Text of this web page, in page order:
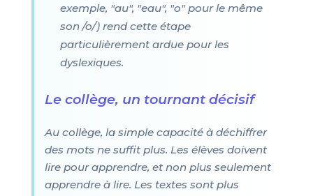
exemple, "au", "eau", "o" pour le même
son /o/) rend cette étape
particulièrement ardue pour les
dyslexiques.
Le collège, un tournant décisif
Au collège, la simple capacité à déchiffrer
des mots ne suffit plus. Les élèves doivent
lire pour apprendre, et non plus seulement
apprendre à lire. Les textes sont plus